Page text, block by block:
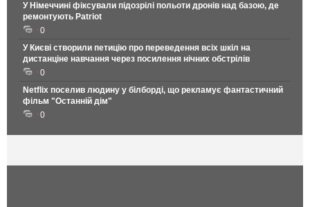
У Німеччині фіксували підозрілі польоти дронів над базою, де
ремонтують Patriot
0
У Києві створили петицію про переведення всіх шкіл на
дистанціне навчання через посилення нічних обстрілів
0
Netflix поселив людину у білборді, що рекламує фантастичний
фільм "Останній дім"
0